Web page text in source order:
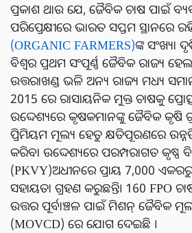
ପ୍ରକାଶ ଥାଉ ଯେ, ଜୈବିକ ଚାଷ ପାଇଁ
ପରିପ୍ରେକ୍ଷୀରେ ଭାରତ ସପ୍ତମ ସ୍ଥାନରେ
(ORGANIC FARMERS)ଙ୍କ ସଂଖ୍ୟା
ବିଶ୍ୱର ପ୍ରଥମ ସଂପୂର୍ଣ୍ଣ ଜୈବିକ ରାଜ୍ୟ
ଉତ୍ତରାଖଣ୍ଡ ଭଳି ଅନ୍ୟ ରାଜ୍ୟ ମଧ୍ୟ
2015 ରେ ରାସାୟନିକ ମୁକ୍ତ ଚାଷକୁ
ଉଦ୍ଦେଶ୍ୟରେ କୃଷକମାନଙ୍କୁ ଜୈବିକ କୃଷି
ପ୍ରିମିୟମ ମୂଲ୍ୟ ହେତୁ କ୍ଷତିପୂରଣରେ
କରିବା ଉଦ୍ଦେଶ୍ୟରେ ପରମ୍ପରାଗତ କୃଷ୍ଣ
(PKVY)ଅଧୀନରେ ପ୍ରାୟ 7,000
ସହାୟତା ଗ୍ରହଣ କରୁଛନ୍ତି। 160 FPO
ଉତ୍ତର ପୂର୍ବାଞ୍ଚଳ ପାଇଁ ମିଶନ୍ ଜୈବିକ
(MOVCD) ରେ ଯୋଗ ଦେଇଛି ।